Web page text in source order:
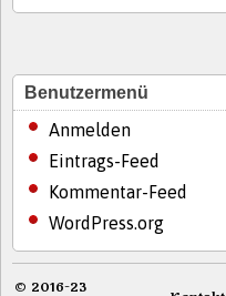
Benutzermenü
Anmelden
Eintrags-Feed
Kommentar-Feed
WordPress.org
© 2016-23